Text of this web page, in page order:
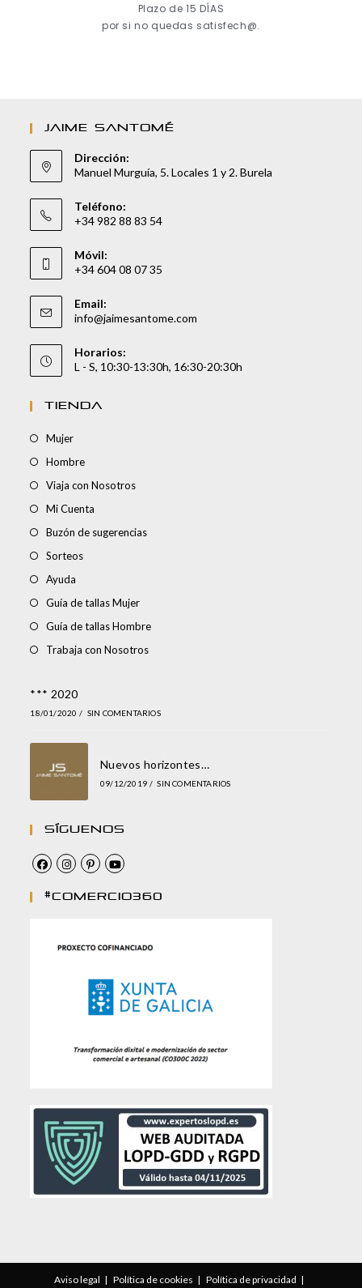
Plazo de 15 DÍAS
por si no quedas satisfech@.
JAIME SANTOMÉ
Dirección:
Manuel Murguía, 5. Locales 1 y 2. Burela
Teléfono:
+34 982 88 83 54
Móvil:
+34 604 08 07 35
Email:
info@jaimesantome.com
Horarios:
L - S, 10:30-13:30h, 16:30-20:30h
TIENDA
Mujer
Hombre
Viaja con Nosotros
Mi Cuenta
Buzón de sugerencias
Sorteos
Ayuda
Guía de tallas Mujer
Guía de tallas Hombre
Trabaja con Nosotros
*** 2020
18/01/2020 / SIN COMENTARIOS
Nuevos horizontes…
09/12/2019 / SIN COMENTARIOS
Síguenos
#comercio360
Aviso legal Política de cookies Política de privacidad